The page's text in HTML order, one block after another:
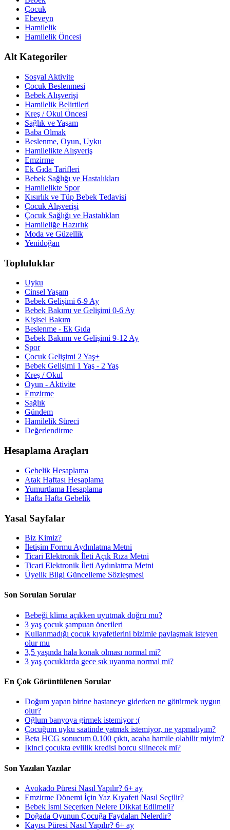
Çocuk
Ebeveyn
Hamilelik
Hamilelik Öncesi
Alt Kategoriler
Sosyal Aktivite
Çocuk Beslenmesi
Bebek Alışverişi
Hamilelik Belirtileri
Kreş / Okul Öncesi
Sağlık ve Yaşam
Baba Olmak
Beslenme, Oyun, Uyku
Hamilelikte Alışveriş
Emzirme
Ek Gıda Tarifleri
Bebek Sağlığı ve Hastalıkları
Hamilelikte Spor
Kısırlık ve Tüp Bebek Tedavisi
Çocuk Alışverişi
Çocuk Sağlığı ve Hastalıkları
Hamileliğe Hazırlık
Moda ve Güzellik
Yenidoğan
Topluluklar
Uyku
Cinsel Yaşam
Bebek Gelişimi 6-9 Ay
Bebek Bakımı ve Gelişimi 0-6 Ay
Kişisel Bakım
Beslenme - Ek Gıda
Bebek Bakımı ve Gelişimi 9-12 Ay
Spor
Çocuk Gelişimi 2 Yaş+
Bebek Gelişimi 1 Yaş - 2 Yaş
Kreş / Okul
Oyun - Aktivite
Emzirme
Sağlık
Gündem
Hamilelik Süreci
Değerlendirme
Hesaplama Araçları
Gebelik Hesaplama
Atak Haftası Hesaplama
Yumurtlama Hesaplama
Hafta Hafta Gebelik
Yasal Sayfalar
Biz Kimiz?
İletişim Formu Aydınlatma Metni
Ticari Elektronik İleti Açık Rıza Metni
Ticari Elektronik İleti Aydınlatma Metni
Üyelik Bilgi Güncelleme Sözleşmesi
Son Sorulan Sorular
Bebeği klima açıkken uyutmak doğru mu?
3 yaş çocuk şampuan önerileri
Kullanmadığı çocuk kıyafetlerini bizimle paylaşmak isteyen
olur mu
3,5 yaşında hala konak olması normal mi?
3 yaş çocuklarda gece sık uyanma normal mi?
En Çok Görüntülenen Sorular
Doğum yapan birine hastaneye giderken ne götürmek uygun
olur?
Oğlum banyoya girmek istemiyor :(
Çocuğum uyku saatinde yatmak istemiyor, ne yapmalıyım?
Beta HCG sonucum 0.100 çıktı, acaba hamile olabilir miyim?
İkinci çocukta evlilik kredisi borcu silinecek mi?
Son Yazılan Yazılar
Avokado Püresi Nasıl Yapılır? 6+ ay
Emzirme Dönemi İçin Yaz Kıyafeti Nasıl Seçilir?
Bebek İsmi Seçerken Nelere Dikkat Edilmeli?
Doğada Oyunun Çocuğa Faydaları Nelerdir?
Kayısı Püresi Nasıl Yapılır? 6+ ay